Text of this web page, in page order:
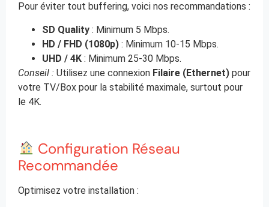
Pour éviter tout buffering, voici nos recommandations :
SD Quality : Minimum 5 Mbps.
HD / FHD (1080p) : Minimum 10-15 Mbps.
UHD / 4K : Minimum 25-30 Mbps.
Conseil : Utilisez une connexion Filaire (Ethernet) pour
votre TV/Box pour la stabilité maximale, surtout pour
le 4K.
Configuration Réseau
Recommandée
Optimisez votre installation :